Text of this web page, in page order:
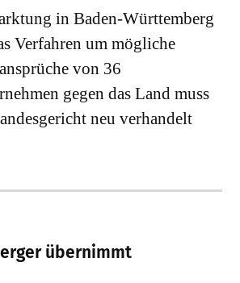
in Baden-Württemberg
Verfahren um mögliche
von 36
gegen das Land muss
neu verhandelt
übernimmt